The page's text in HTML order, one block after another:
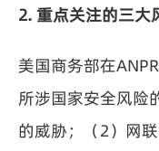
2. 重点关注的三大
美国商务部在
所涉国家安全风险
的威胁；（2）网